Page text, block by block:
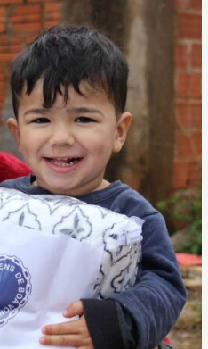
dentes,
instalar
, entre outras
livros que confeccionaram
do Meio Ambiente.
Por isso,
dela. Cinco minutos
Terra inteiro”,